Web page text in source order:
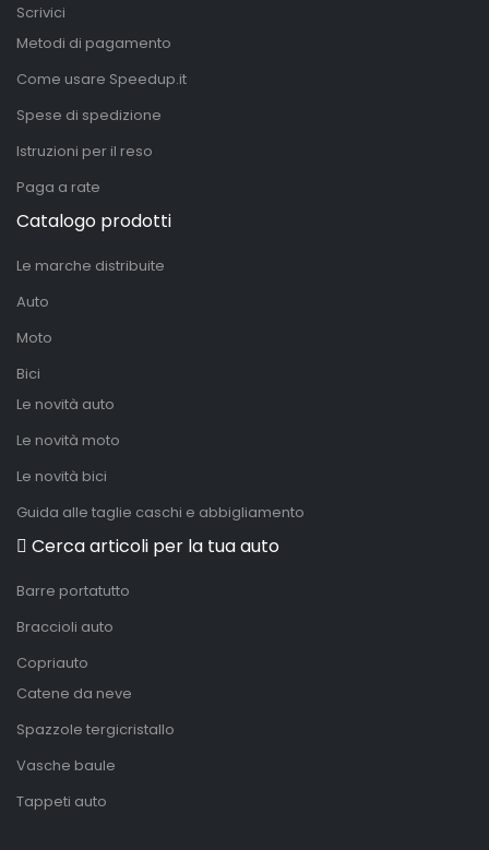
Scrivici
Metodi di pagamento
Come usare Speedup.it
Spese di spedizione
Istruzioni per il reso
Paga a rate
Catalogo prodotti
Le marche distribuite
Auto
Moto
Bici
Le novità auto
Le novità moto
Le novità bici
Guida alle taglie caschi e abbigliamento
Cerca articoli per la tua auto
Barre portatutto
Braccioli auto
Copriauto
Catene da neve
Spazzole tergicristallo
Vasche baule
Tappeti auto